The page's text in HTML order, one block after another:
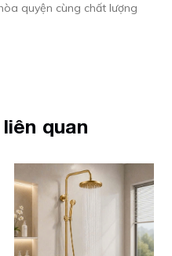
quyện cùng chất lượng
quan